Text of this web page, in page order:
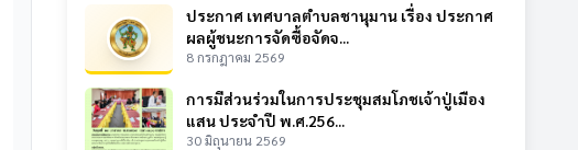
ประกาศ เทศบาลตำบลชานุมาน เรื่อง ประกาศ
ผลผู้ชนะการจัดซื้อจัดจ...
8 กรกฎาคม 2569
การมีส่วนร่วมในการประชุมสมโภชเจ้าปู่เมือง
แสน ประจำปี พ.ศ.256...
30 มิถุนายน 2569